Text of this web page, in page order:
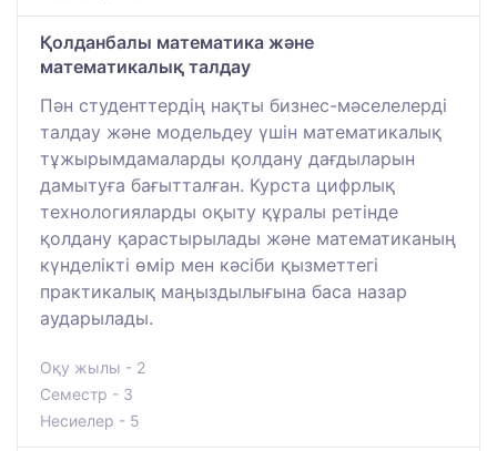
Қолданбалы математика және
математикалық талдау
Пән студенттердің нақты бизнес-мәселелерді
талдау және модельдеу үшін математикалық
тұжырымдамаларды қолдану дағдыларын
дамытуға бағытталған. Курста цифрлық
технологияларды оқыту құралы ретінде
қолдану қарастырылады және математиканың
күнделікті өмір мен кәсіби қызметтегі
практикалық маңыздылығына баса назар
аударылады.
Оқу жылы - 2
Семестр - 3
Несиелер - 5